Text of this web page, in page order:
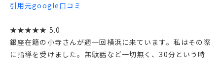
引用元google口コミ
★★★★★ 5.0
銀座在籍の小寺さんが週一回横浜に来ています。私はその際
に指導を受けました。無駄話など一切無く、30分という時